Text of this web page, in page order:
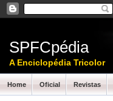
SPFCpédia
A Enciclopédia Tricolor
Home Oficial Revistas